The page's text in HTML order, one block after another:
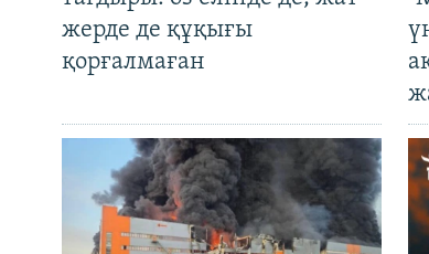
жерде де құқығы
қорғалмаған